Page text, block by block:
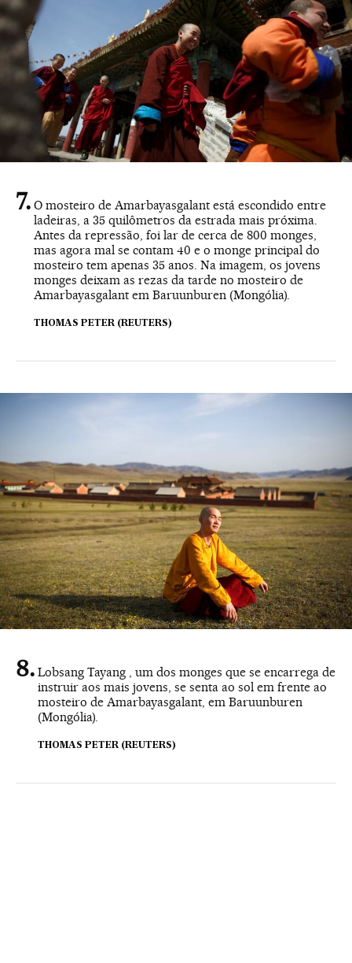
O mosteiro de Amarbayasgalant está escondido entre
ladeiras, a 35 quilômetros da estrada mais próxima.
Antes da repressão, foi lar de cerca de 800 monges,
mas agora mal se contam 40 e o monge principal do
mosteiro tem apenas 35 anos. Na imagem, os jovens
monges deixam as rezas da tarde no mosteiro de
Amarbayasgalant em Baruunburen (Mongólia).
THOMAS PETER (REUTERS)
Lobsang Tayang , um dos monges que se encarrega de
instruir aos mais jovens, se senta ao sol em frente ao
mosteiro de Amarbayasgalant, em Baruunburen
(Mongólia).
THOMAS PETER (REUTERS)